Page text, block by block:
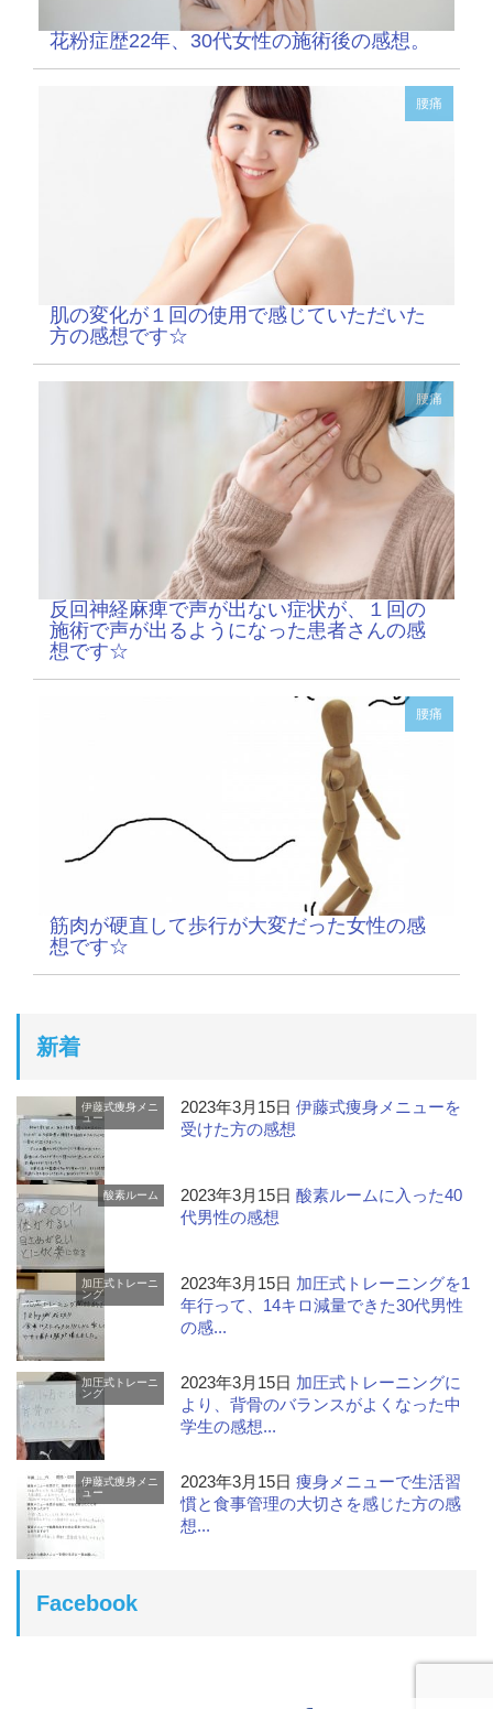
花粉症歴22年、30代女性の施術後の感想。
腰痛
肌の変化が１回の使用で感じていただいた
方の感想です☆
腰痛
反回神経麻痺で声が出ない症状が、１回の
施術で声が出るようになった患者さんの感
想です☆
腰痛
筋肉が硬直して歩行が大変だった女性の感
想です☆
新着
伊藤式痩身メニ
ュー
2023年3月15日伊藤式痩身メニューを
受けた方の感想
酸素ルーム 2023年3月15日酸素ルームに入った40
代男性の感想
加圧式トレーニ
ング
2023年3月15日 加圧式トレーニングを1
年行って、14キロ減量できた30代男性
の感...
加圧式トレーニ
ング
2023年3月15日 加圧式トレーニングに
より、背骨のバランスがよくなった中
学生の感想...
伊藤式痩身メニ
ュー
2023年3月15日痩身メニューで生活習
慣と食事管理の大切さを感じた方の感
想...
Facebook